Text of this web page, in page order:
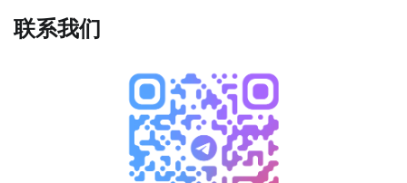
联系我们